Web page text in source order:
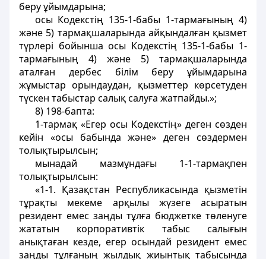
беру ұйымдарына;
осы Кодекстiң 135-1-бабы 1-тармағының 4)
және 5) тармақшаларында айқындалған қызмет
түрлерi бойынша осы Кодекстiң 135-1-бабы 1-
тармағының 4) және 5) тармақшаларында
аталған дербес білім беру ұйымдарына
жұмыстар орындаудан, қызметтер көрсетуден
түскен табыстар салық салуға жатпайды.»;
8) 198-бапта:
1-тармақ «Егер осы Кодекстiң» деген сөзден
кейiн «осы бабында және» деген сөздермен
толықтырылсын;
мынадай мазмұндағы 1-1-тармақпен
толықтырылсын:
«1-1. Қазақстан Республикасында қызметiн
тұрақты мекеме арқылы жүзеге асыратын
резидент емес заңды тұлға бюджетке төленуге
жататын корпоративтiк табыс салығын
анықтаған кезде, егер осындай резидент емес
заңды тұлғаның жылдық жиынтық табысында